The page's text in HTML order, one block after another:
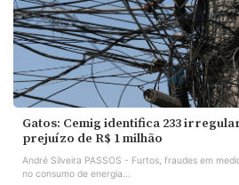
Gatos: Cemig identifica 233
prejuízo de R$ 1 milhão
André Silveira PASSOS - Furtos, fraudes em
no consumo de energia...